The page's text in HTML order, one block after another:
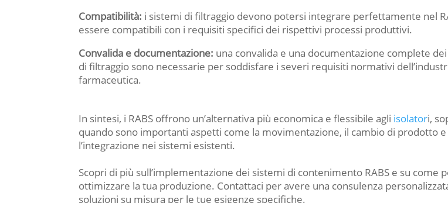
Compatibilità: i sistemi di filtraggio devono potersi integrare perfettamente nel
essere compatibili con i requisiti specifici dei rispettivi processi produttivi.
Convalida e documentazione: una convalida e una documentazione complete
di filtraggio sono necessarie per soddisfare i severi requisiti normativi
farmaceutica.
In sintesi, i RABS offrono un’alternativa più economica e flessibile agli isolatori,
quando sono importanti aspetti come la movimentazione, il cambio di prodotto e
l’integrazione nei sistemi esistenti.
Scopri di più sull’implementazione dei sistemi di contenimento RABS e su come
ottimizzare la tua produzione. Contattaci per avere una consulenza
soluzioni su misura per le tue esigenze specifiche.